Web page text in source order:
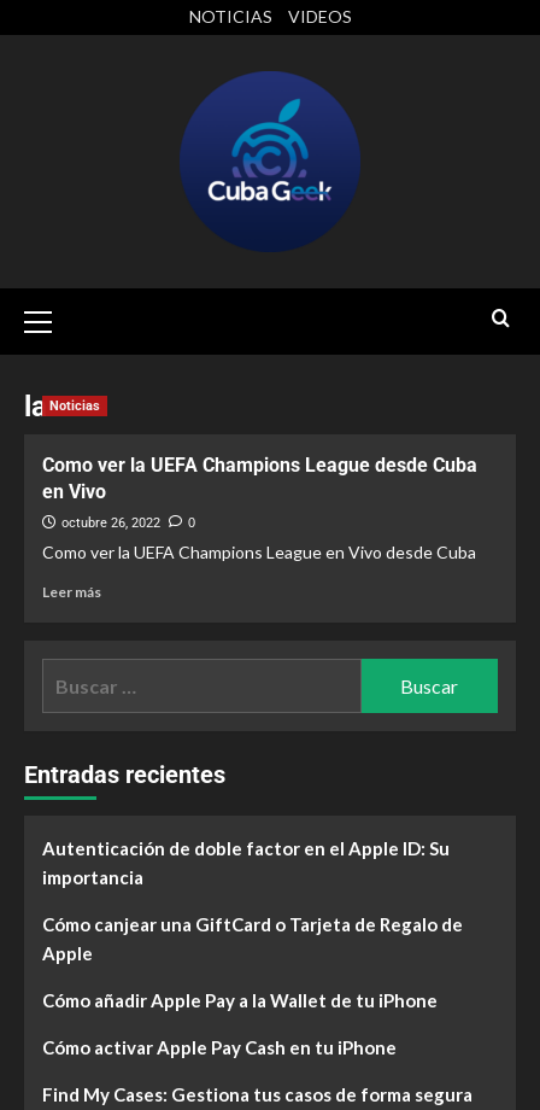
NOTICIAS VIDEOS
laNoticias
Como ver la UEFA Champions League desde Cuba
en Vivo
octubre 26, 2022 0
Como ver la UEFA Champions League en Vivo desde Cuba
Leer más
Entradas recientes
Autenticación de doble factor en el Apple ID: Su
importancia
Cómo canjear una GiftCard o Tarjeta de Regalo de
Apple
Cómo añadir Apple Pay a la Wallet de tu iPhone
Cómo activar Apple Pay Cash en tu iPhone
Find My Cases: Gestiona tus casos de forma segura